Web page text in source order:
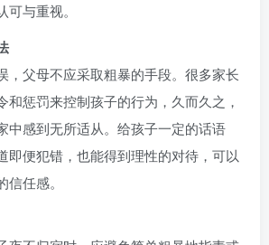
与重视。
，父母不应采取粗暴的手段。很多家长
和惩罚来控制孩子的行为，久而久之，
中感到无所适从。给孩子一定的话语
即便犯错，也能得到理性的对待，可以
任感。